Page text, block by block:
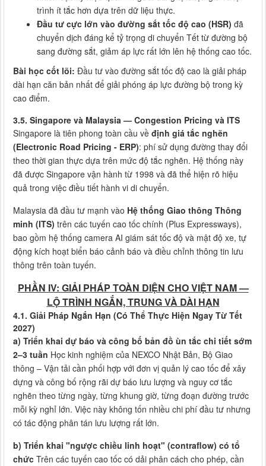
trình ít tắc hơn dựa trên dữ liệu thực.
Đầu tư cực lớn vào đường sắt tốc độ cao (HSR) đã
chuyển dịch đáng kể tỷ trọng di chuyển Tết từ đường bộ
sang đường sắt, giảm áp lực rất lớn lên hệ thống cao tốc.
Bài học cốt lõi: Đầu tư vào đường sắt tốc độ cao là giải pháp
dài hạn căn bản nhất để giải phóng áp lực đường bộ trong kỳ
cao điểm.
3.5. Singapore và Malaysia — Congestion Pricing và ITS
Singapore là tiên phong toàn cầu về định giá tắc nghẽn
(Electronic Road Pricing - ERP): phí sử dụng đường thay đổi
theo thời gian thực dựa trên mức độ tắc nghẽn. Hệ thống này
đã được Singapore vận hành từ 1998 và đã thể hiện rõ hiệu
quả trong việc điều tiết hành vi di chuyển.
Malaysia đã đầu tư mạnh vào Hệ thống Giao thông Thông
minh (ITS) trên các tuyến cao tốc chính (Plus Expressways),
bao gồm hệ thống camera AI giám sát tốc độ và mật độ xe, tự
động kích hoạt biển báo cảnh báo và điều chỉnh thông tin lưu
thông trên toàn tuyến.
PHẦN IV: GIẢI PHÁP TOÀN DIỆN CHO VIỆT NAM —
LỘ TRÌNH NGẮN, TRUNG VÀ DÀI HẠN
4.1. Giải Pháp Ngắn Hạn (Có Thể Thực Hiện Ngay Từ Tết
2027)
a) Triển khai dự báo và công bố bản đồ ùn tắc chi tiết sớm
2–3 tuần Học kinh nghiệm của NEXCO Nhật Bản, Bộ Giao
thông – Vận tải cần phối hợp với đơn vị quản lý cao tốc để xây
dựng và công bố rộng rãi dự báo lưu lượng và nguy cơ tắc
nghẽn theo từng ngày, từng khung giờ, từng đoạn đường trước
mỗi kỳ nghỉ lớn. Việc này không tốn nhiều chi phí đầu tư nhưng
có tác động phân tán lưu lượng rất lớn.
b) Triển khai "ngược chiều linh hoạt" (contraflow) có tổ
chức Trên các tuyến cao tốc có dải phân cách cho phép, cần